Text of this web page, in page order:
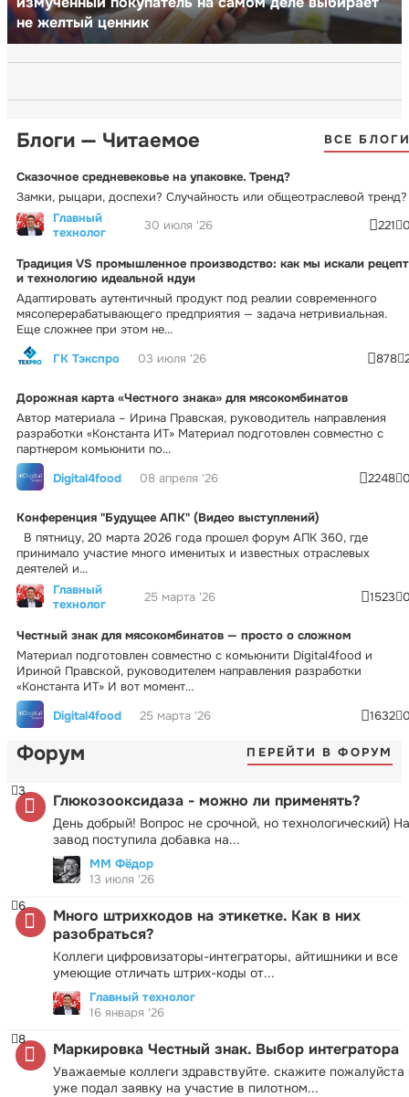
не желтый ценник
Блоги — Читаемое ВСЕ
Сказочное средневековье на упаковке. Тренд?
Замки, рыцари, доспехи? Случайность или общеотраслевой тренд?
Главный
технолог
30 июля '26 221
Традиция VS промышленное производство: как мы искали рецепт
и технологию идеальной ндуи
Адаптировать аутентичный продукт под реалии современного
мясоперерабатывающего предприятия — задача нетривиальная.
Еще сложнее при этом не...
ГК Тэкспро
03 июля '26 878
Дорожная карта «Честного знака» для мясокомбинатов
Автор материала – Ирина Правская, руководитель направления
разработки «Константа ИТ» Материал подготовлен совместно с
партнером комьюнити по...
Digital4food
08 апреля '26 2248
Конференция "Будущее АПК" (Видео выступлений)
В пятницу, 20 марта 2026 года прошел форум АПК 360, где
принимало участие много именитых и известных отраслевых
деятелей и...
Главный
технолог
25 марта '26 1523
Честный знак для мясокомбинатов — просто о сложном
Материал подготовлен совместно с комьюнити Digital4food и
Ириной Правской, руководителем направления разработки
«Константа ИТ» И вот момент...
Digital4food
25 марта '26 1632
Форум ПЕРЕЙТИ В ФОРУМ
Глюкозооксидаза - можно ли применять?
День добрый! Вопрос не срочной, но технологический) На
завод поступила добавка на...
3
ММ Фёдор
13 июля '26
Много штрихкодов на этикетке. Как в них
разобраться?
Коллеги цифровизаторы-интеграторы, айтишники и все
умеющие отличать штрих-коды от...
6
Главный технолог
16 января '26
Маркировка Честный знак. Выбор интегратора
Уважаемые коллеги здравствуйте. скажите пожалуйста
уже подал заявку на участие в пилотном...
8